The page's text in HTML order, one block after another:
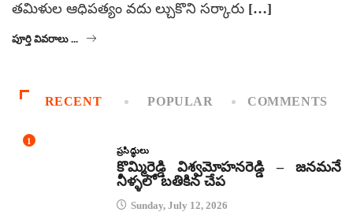
తమిళుల ఆధిపత్యం వదు ల్చుకొని సర్కారు […]
పూర్తి వివరాలు ...
RECENT POPULAR COMMENTS
1
ప్రసిద్ధులు
కొమ్మిరెడ్డి విశ్వమోహనరెడ్డి – జనమనే
నీళ్ళలో బతికిన చేప
Sunday, July 12, 2026